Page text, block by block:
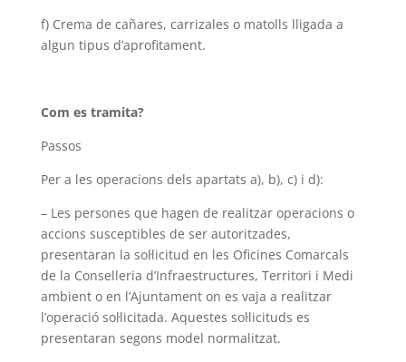
f) Crema de cañares, carrizales o matolls lligada a
algun tipus d’aprofitament.
Com es tramita?
Passos
Per a les operacions dels apartats a), b), c) i d):
– Les persones que hagen de realitzar operacions o
accions susceptibles de ser autoritzades,
presentaran la sol·licitud en les Oficines Comarcals
de la Conselleria d’Infraestructures, Territori i Medi
ambient o en l’Ajuntament on es vaja a realitzar
l’operació sol·licitada. Aquestes sol·licituds es
presentaran segons model normalitzat.